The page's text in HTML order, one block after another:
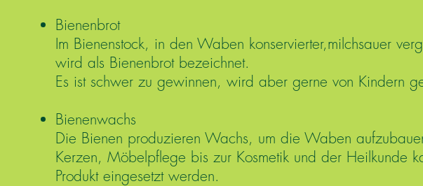
Bienenbrot
Im Bienenstock, in den Waben konservierter,milchsauer
wird als Bienenbrot bezeichnet.
Es ist schwer zu gewinnen, wird aber gerne von Kindern
Bienenwachs
Die Bienen produzieren Wachs, um die Waben
Kerzen, Möbelpflege bis zur Kosmetik und der Heilkunde
Produkt eingesetzt werden.